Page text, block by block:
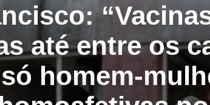
até entre os
homem-